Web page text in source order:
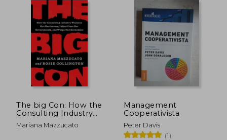
The big Con: How the
Consulting Industry
Weakens our
Businesses,
Mariana Mazzucato
Management
Cooperativista
Peter Davis
(1)